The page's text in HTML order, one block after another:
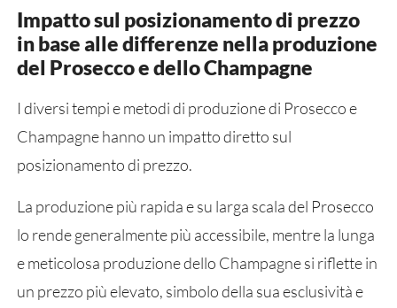
Impatto sul posizionamento di prezzo
in base alle differenze nella produzione
del Prosecco e dello Champagne
I diversi tempi e metodi di produzione di Prosecco e
Champagne hanno un impatto diretto sul
posizionamento di prezzo.
La produzione più rapida e su larga scala del Prosecco
lo rende generalmente più accessibile, mentre la lunga
e meticolosa produzione dello Champagne si riflette in
un prezzo più elevato, simbolo della sua esclusività e